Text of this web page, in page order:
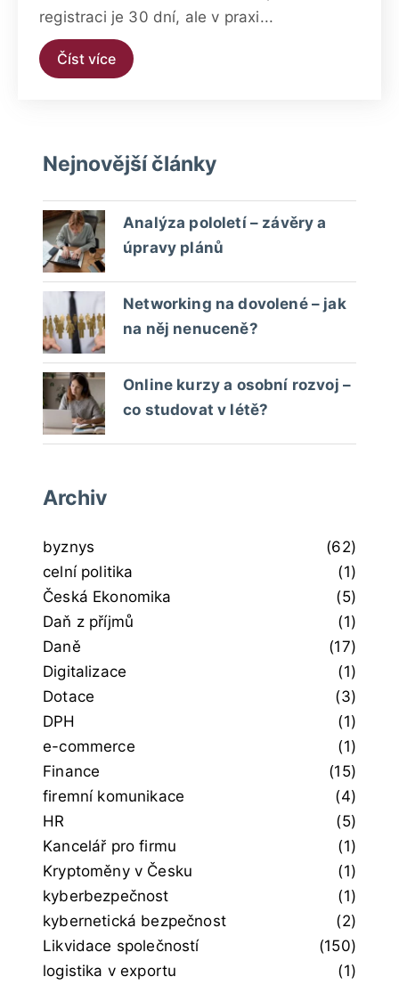
registraci je 30 dní, ale v praxi...
Číst více
Nejnovější články
Analýza pololetí – závěry a
úpravy plánů
Networking na dovolené – jak
na něj nenuceně?
Online kurzy a osobní rozvoj –
co studovat v létě?
Archiv
byznys
(62)
celní politika
(1)
Česká Ekonomika
(5)
Daň z příjmů
(1)
Daně
(17)
Digitalizace
(1)
Dotace
(3)
DPH
(1)
e-commerce
(1)
Finance
(15)
firemní komunikace
(4)
HR
(5)
Kancelář pro firmu
(1)
Kryptoměny v Česku
(1)
kyberbezpečnost
(1)
kybernetická bezpečnost
(2)
Likvidace společností
(150)
logistika v exportu
(1)